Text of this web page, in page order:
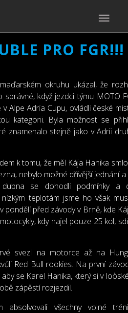
TOGGLE
PRO FGR!!!
okruhu ukázal, že
když jezdci týmu MOTO
Alpe Adria Cupu, ovládli české
kategorii. Byla možnost se
znamenalo stejně jako v Adrii
k tomu, že měl Kája Hanika
nebylo možné dřívější jednání
se dohodli podmínky a
teplotám jsme ho však
pondělí před závody v Brně, kde
kdy najel pouze 25 kol,
svezl na motorce až na
Red Bull rookies. Na první
se Karel Hanika, který si v
zápěstí rozjezdil.
absolvovali všechny volné